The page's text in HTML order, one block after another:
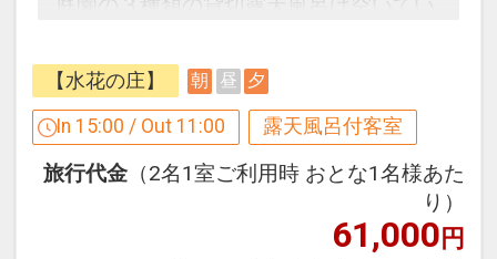
※ご予約時に「お問合せ・ご要望メモ」
欄、またはご予約後「マイページ」に、
記念日の内容（誕生日・結婚記念日等）
をご記入ください。
ウエルカムドリンク付☆
ここがポイント！
時間コーヒー・紅茶をご用意）
●遅めの夕食可能（20時まで・お日にち
により夕食時間は異なりますので事前に
【水花の庄】 朝 昼 夕
In 15:00 / Out 11:00 露天風呂付客室
旅行代金 （2名1室ご利用時 おとな1名様あた
り）
61,000円